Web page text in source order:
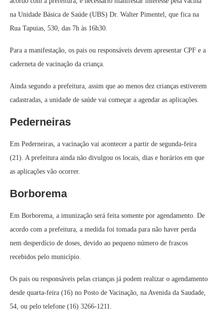
na Unidade Básica de Saúde (UBS) Dr. Walter Pimentel, que fica na
Rua Tapuias, 530, das 7h às 16h30.
Para a manifestação, os pais ou responsáveis devem apresentar CPF e a
caderneta de vacinação da criança.
Ainda segundo a prefeitura, assim que ao menos dez crianças estiverem
cadastradas, a unidade de saúde vai começar a agendar as aplicações.
Pederneiras
Em Pederneiras, a vacinação vai acontecer a partir de segunda-feira
(21). A prefeitura ainda não divulgou os locais, dias e horários em que
as aplicações vão ocorrer.
Borborema
Em Borborema, a imunização será feita somente por agendamento. De
acordo com a prefeitura, a medida foi tomada para não haver perda
nem desperdício de doses, devido ao pequeno número de frascos
recebidos pelo município.
Os pais ou responsáveis pelas crianças já podem realizar o agendamento
desde quarta-feira (16) no Posto de Vacinação, na Avenida da Saudade,
54, ou pelo telefone (16) 3266-1211.